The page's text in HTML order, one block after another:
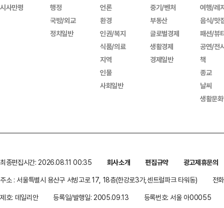
시사만평
행정
국방/외교
정치일반
언론
환경
인권/복지
식품/의료
지역
인물
사회일반
중기/벤처
부동산
글로벌경제
생활경제
경제일반
여행/레
음식/맛
패션/뷰
공연/전
책
종교
날씨
생활문
최종편집시간: 2026.08.11 00:35 회사소개 편집규약
광고제휴문의
주소 : 서울특별시 용산구 서빙고로 17, 18층(한강로3가,센트럴파크 타워동)
전
제호: 데일리안
등록일/발행일: 2005.09.13 등록번호: 서울 아00055